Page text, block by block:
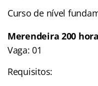
Curso de nível
Merendeira 200
Vaga: 01
Requisitos: